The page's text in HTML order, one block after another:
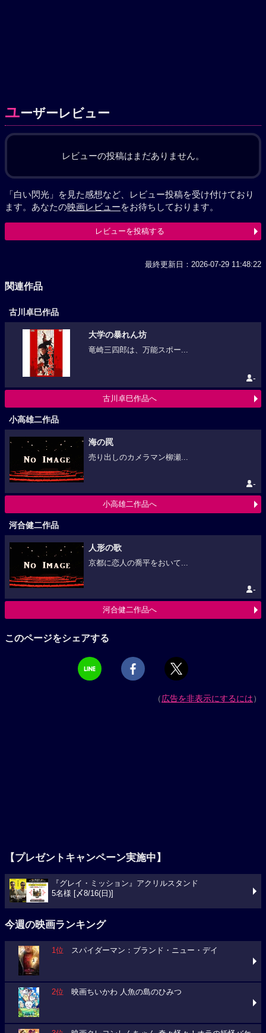
ユーザーレビュー
レビューの投稿はまだありません。
「白い閃光」を見た感想など、レビュー投稿を受け付けており
ます。あなたの映画レビューをお待ちしております。
レビューを投稿する
最終更新日：2026-07-29 11:48:22
関連作品
古川卓巳作品
大学の暴れん坊
竜崎三四郎は、万能スポー...
-
古川卓巳作品へ
小高雄二作品
海の罠
売り出しのカメラマン柳瀬...
-
小高雄二作品へ
河合健二作品
人形の歌
京都に恋人の喬平をおいて...
-
河合健二作品へ
このページをシェアする
（広告を非表示にするには）
【プレゼントキャンペーン実施中】
『グレイ・ミッション』アクリルスタンド
5名様 [〆8/16(日)]
今週の映画ランキング
1位 スパイダーマン：ブランド・ニュー・デイ
2位 映画ちいかわ 人魚の島のひみつ